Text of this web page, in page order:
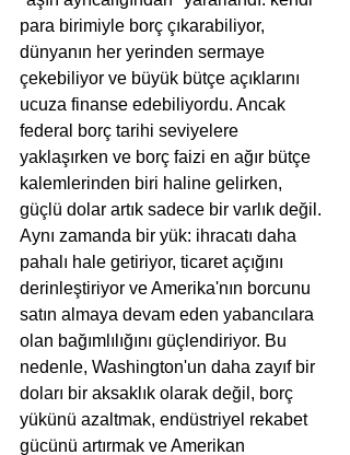
para birimiyle borç çıkarabiliyor,
dünyanın her yerinden sermaye
çekebiliyor ve büyük bütçe açıklarını
ucuza finanse edebiliyordu. Ancak
federal borç tarihi seviyelere
yaklaşırken ve borç faizi en ağır bütçe
kalemlerinden biri haline gelirken,
güçlü dolar artık sadece bir varlık değil.
Aynı zamanda bir yük: ihracatı daha
pahalı hale getiriyor, ticaret açığını
derinleştiriyor ve Amerika'nın borcunu
satın almaya devam eden yabancılara
olan bağımlılığını güçlendiriyor. Bu
nedenle, Washington'un daha zayıf bir
doları bir aksaklık olarak değil, borç
yükünü azaltmak, endüstriyel rekabet
gücünü artırmak ve Amerikan